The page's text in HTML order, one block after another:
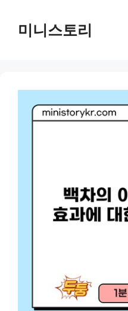
content미니스토리